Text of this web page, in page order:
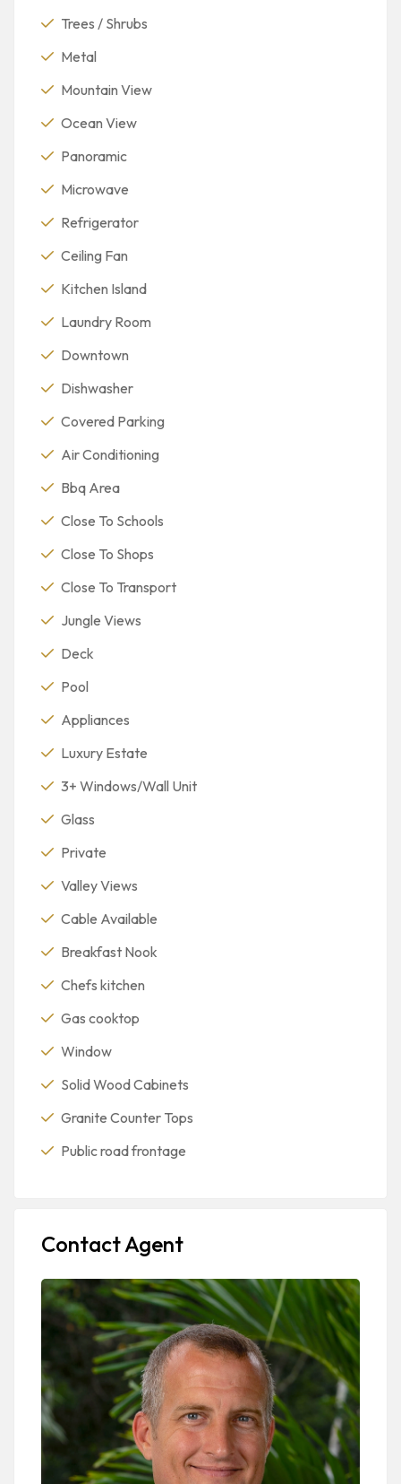
Trees / Shrubs
Metal
Mountain View
Ocean View
Panoramic
Microwave
Refrigerator
Ceiling Fan
Kitchen Island
Laundry Room
Downtown
Dishwasher
Covered Parking
Air Conditioning
Bbq Area
Close To Schools
Close To Shops
Close To Transport
Jungle Views
Deck
Pool
Appliances
Luxury Estate
3+ Windows/Wall Unit
Glass
Private
Valley Views
Cable Available
Breakfast Nook
Chefs kitchen
Gas cooktop
Window
Solid Wood Cabinets
Granite Counter Tops
Public road frontage
Contact Agent